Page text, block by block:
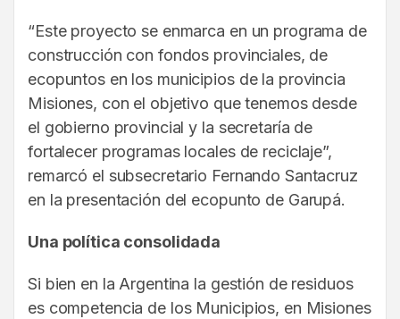
“Este proyecto se enmarca en un programa de
construcción con fondos provinciales, de
ecopuntos en los municipios de la provincia
Misiones, con el objetivo que tenemos desde
el gobierno provincial y la secretaría de
fortalecer programas locales de reciclaje”,
remarcó el subsecretario Fernando Santacruz
en la presentación del ecopunto de Garupá.
Una política consolidada
Si bien en la Argentina la gestión de residuos
es competencia de los Municipios, en Misiones